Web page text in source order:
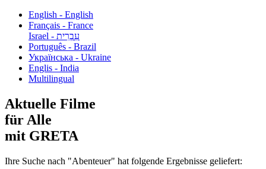
English - English
Français - France
עִבְרִית - Israel
Português - Brazil
Українська - Ukraine
Englis - India
Multilingual
Aktuelle Filme
für Alle
mit GRETA
Ihre Suche nach "Abenteuer" hat folgende Ergebnisse geliefert: